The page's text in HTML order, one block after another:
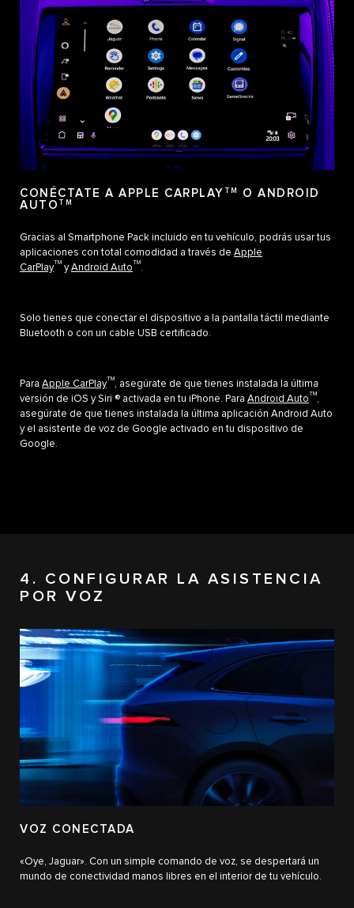
CONÉCTATE A APPLE CARPLAY TM
O ANDROID
AUTO TM
Gracias al Smartphone Pack incluido en tu vehículo, podrás usar tus
aplicaciones con total comodidad a través de Apple
CarPlayTM yAndroid AutoTM.
Solo tienes que conectar el dispositivo a la pantalla táctil mediante
Bluetooth o con un cable USB certificado.
Para Apple CarPlayTM, asegúrate de que tienes instalada la última
versión de iOS y Siri ® activada en tu iPhone. Para Android AutoTM,
asegúrate de que tienes instalada la última aplicación Android Auto
y el asistente de voz de Google activado en tu dispositivo de
Google.
4. CONFIGURAR LA ASISTENCIA
POR VOZ
VOZ CONECTADA
«Oye, Jaguar». Con un simple comando de voz, se despertará un
mundo de conectividad manos libres en el interior de tu vehículo.